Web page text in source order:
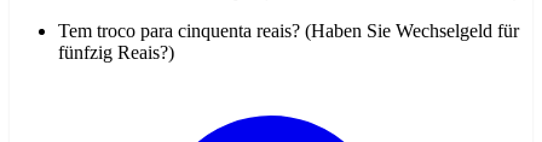
Tem troco para cinquenta reais? (Haben Sie Wechselgeld für
fünfzig Reais?)